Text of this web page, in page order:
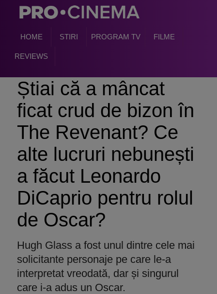
HOME STIRI PROGRAM TV FILME
REVIEWS
Știai că a mâncat
ficat crud de bizon în
The Revenant? Ce
alte lucruri nebunești
a făcut Leonardo
DiCaprio pentru rolul
de Oscar?
Hugh Glass a fost unul dintre cele mai
solicitante personaje pe care le-a
interpretat vreodată, dar și singurul
care i-a adus un Oscar.